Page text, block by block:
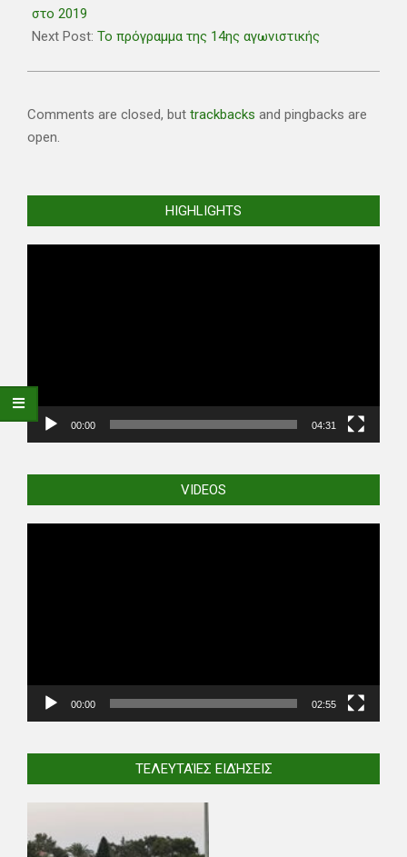
02
στο 2019
Next Post: Το πρόγραμμα της 14ης αγωνιστικής
Comments are closed, but trackbacks and pingbacks are
open.
HIGHLIGHTS
00:00 04:31
VIDEOS
00:00 02:55
ΤΕΛΕΥΤΑΊΕΣ ΕΙΔΉΣΕΙΣ